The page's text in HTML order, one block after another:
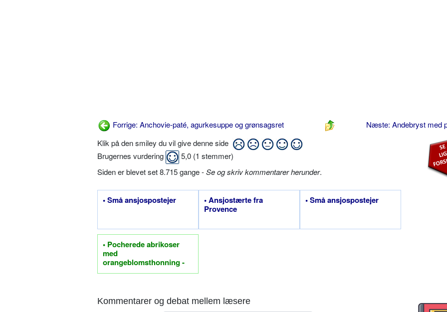
Forrige: Anchovie-paté, agurkesuppe og grønsagsret
Næste: Andebryst med
Klik på den smiley du vil give denne side
Brugernes vurdering
5,0 (1 stemmer)
Siden er blevet set 8.715 gange -Se og skriv kommentarer herunder.
• Små ansjospostejer
• Ansjostærte fra
Provence
• Små ansjospostejer
• Pocherede abrikoser
med
orangeblomsthonning -
Bare bedst
Kommentarer og debat mellem læsere